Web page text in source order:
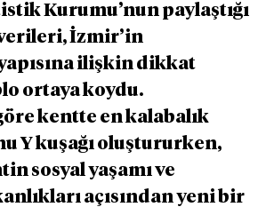
Kurumu’nun paylaştığı
verileri, İzmir’in
ilişkin dikkat
ortaya koydu.
kentte en kalabalık
Y kuşağı oluştururken,
sosyal yaşamı ve
açısından yeni bir